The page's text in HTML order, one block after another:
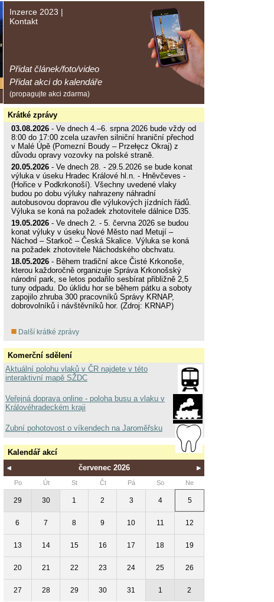
Inzerce 2023 |
Kontakt
Přidat článek/foto/video
Přidat akci do kalendáře
(propagujte akci zdarma)
Krátké zprávy
03.08.2026 - Ve dnech 4.–6. srpna 2026 bude vždy od
8:00 do 17:00 zcela uzavřen silniční hraniční přechod
v Malé Úpě (Pomezní Boudy – Przełęcz Okraj) z
důvodu opravy vozovky na polské straně.
20.05.2026 - Ve dnech 28. - 29.5.2026 se bude konat
výluka v úseku Hradec Králové hl.n. - Hněvčeves -
(Hořice v Podkrkonoší). Všechny uvedené vlaky
budou po dobu výluky nahrazeny náhradní
autobusovou dopravou dle výlukových jízdních řádů.
Výluka se koná na požadek zhotovitele dálnice D35.
19.05.2026 - Ve dnech 2. - 5. června 2026 se budou
konat výluky v úseku Nové Město nad Metují –
Náchod – Starkoč – Česká Skalice. Výluka se koná
na požadek zhotovitele Náchodského obchvatu.
18.05.2026 - Během tradiční akce Čisté Krkonoše,
kterou každoročně organizuje Správa Krkonošský
národní park, se letos podařilo sesbírat přibližně 2,5
tuny odpadu. Do úklidu hor se během pátku a soboty
zapojilo zhruba 300 pracovníků Správy KRNAP,
dobrovolníků i návštěvníků hor. (Zdroj: KRNAP)
Další krátké zprávy
Komerční sdělení
Aktuální polohu vlaků v ČR najdete v této
interaktivní mapě SŽDC
Veřejná doprava online - poloha busu a vlaku v
Královéhradeckém kraji
Zubní pohotovost o víkendech na Jaroměřsku
Kalendář akcí
červenec 2026
Po Út St Čt Pá So Ne
29 30 1 2 3 4 5
6 7 8 9 10 11 12
13 14 15 16 17 18 19
20 21 22 23 24 25 26
27 28 29 30 31 1 2